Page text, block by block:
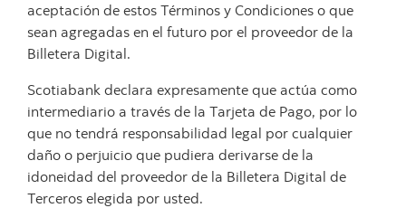
aceptación de estos Términos y Condiciones o que
sean agregadas en el futuro por el proveedor de la
Billetera Digital.
Scotiabank declara expresamente que actúa como
intermediario a través de la Tarjeta de Pago, por lo
que no tendrá responsabilidad legal por cualquier
daño o perjuicio que pudiera derivarse de la
idoneidad del proveedor de la Billetera Digital de
Terceros elegida por usted.